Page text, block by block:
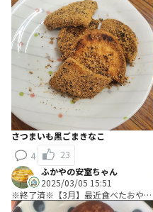
さつまいも黒ごまきなこ
4
23
ふかやの安室ちゃん
2025/03/05 15:51
※終了済※【3月】最近食べたおやつ
教えて！